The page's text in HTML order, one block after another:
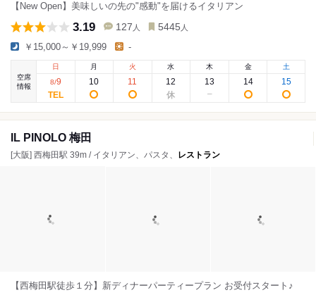
【New Open】美味しいの先の"感動"を届けるイタリアン
3.19 127 人 5445 人
￥15,000～￥19,999 -
空席
情報
日
8/9
月
10
火
11
水
12
木
13
金
14
土
15
IL PINOLO 梅田
[大阪] 西梅田駅 39m / イタリアン、パスタ、 レストラン
【西梅田駅徒歩１分】新ディナーパーティープラン お受付スタート♪